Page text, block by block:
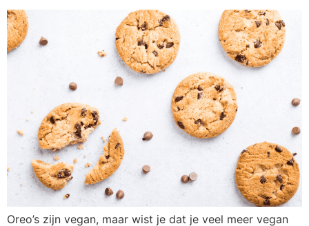
Oreo’s zijn vegan, maar wist je dat je veel meer vegan